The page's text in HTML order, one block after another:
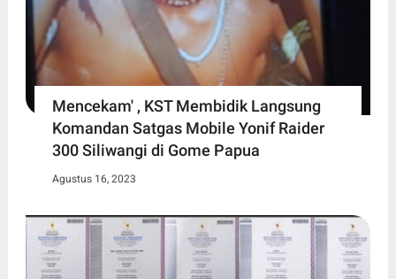
Mencekam' , KST Membidik Langsung
Komandan Satgas Mobile Yonif Raider
300 Siliwangi di Gome Papua
Agustus 16, 2023